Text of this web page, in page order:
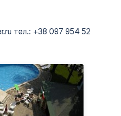
тел.: +38 097 954 52